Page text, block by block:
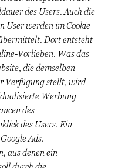
des Users. Auch die
User werden im Cookie
Dort entsteht
Vorlieben. Was das
die demselben
Verfügung stellt, wird
Werbung
des
des Users. Ein
Ads.
aus denen ein